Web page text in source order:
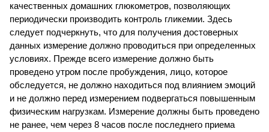
качественных домашних глюкометров, позволяющих
периодически производить контроль гликемии. Здесь
следует подчеркнуть, что для получения достоверных
данных измерение должно проводиться при определенных
условиях. Прежде всего измерение должно быть
проведено утром после пробуждения, лицо, которое
обследуется, не должно находиться под влиянием эмоций
и не должно перед измерением подвергаться повышенным
физическим нагрузкам. Измерение должны быть проведено
не ранее, чем через 8 часов после последнего приема